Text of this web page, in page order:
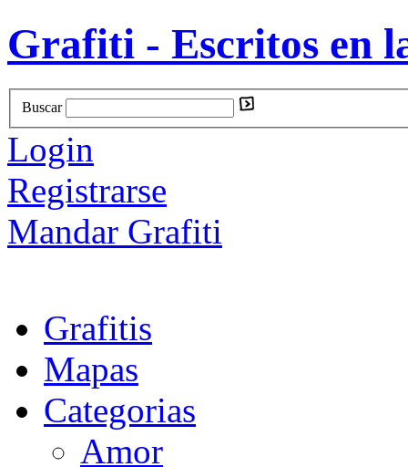
Grafiti - Escritos en
Buscar
Login
Registrarse
Mandar Grafiti
Grafitis
Mapas
Categorias
Amor